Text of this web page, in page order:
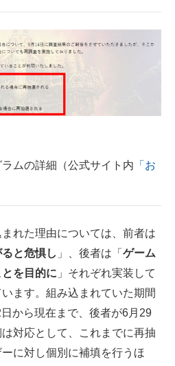
ムの詳細（公式サイト内 「お
れた理由については、前者は
と危惧し 」、後者は「 ゲーム
を目的に 」それぞれ実装して
ます。組み込まれていた期間
から現在まで、後者が6月29
対応として、これまでに再抽
に対し個別に補填を行うほ